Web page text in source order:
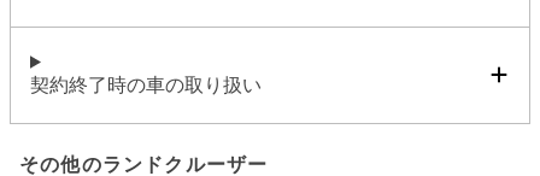
契約終了時の車の取り扱い
その他のランドクルーザー